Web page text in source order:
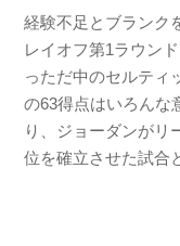
経験不足とブランク
レイオフ第1ラウン
っただ中のセルティ
の63得点はいろんな
り、ジョーダンがリ
位を確立させた試合